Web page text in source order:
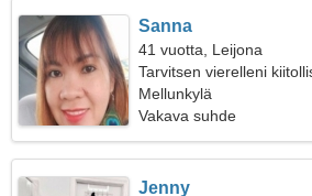
Sanna
41 vuotta, Leijona
Tarvitsen vierelleni
Mellunkylä
Vakava suhde
Jenny